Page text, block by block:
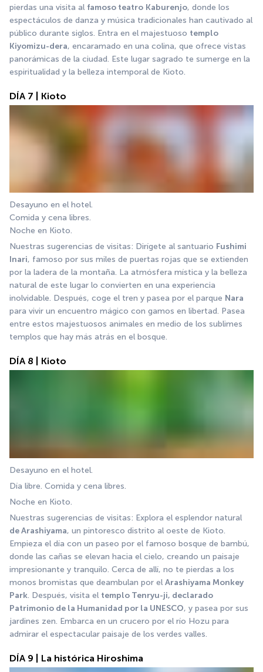
pierdas una visita al famoso teatro Kaburenjo, donde los
espectáculos de danza y música tradicionales han cautivado al
público durante siglos. Entra en el majestuoso templo
Kiyomizu-dera, encaramado en una colina, que ofrece vistas
panorámicas de la ciudad. Este lugar sagrado te sumerge en la
espiritualidad y la belleza intemporal de Kioto.
DÍA 7 | Kioto
Desayuno en el hotel.
Comida y cena libres.
Noche en Kioto.
Nuestras sugerencias de visitas: Dirígete al santuario Fushimi
Inari, famoso por sus miles de puertas rojas que se extienden
por la ladera de la montaña. La atmósfera mística y la belleza
natural de este lugar lo convierten en una experiencia
inolvidable. Después, coge el tren y pasea por el parque Nara
para vivir un encuentro mágico con gamos en libertad. Pasea
entre estos majestuosos animales en medio de los sublimes
templos que hay más atrás en el bosque.
DÍA 8 | Kioto
Desayuno en el hotel.
Día libre. Comida y cena libres.
Noche en Kioto.
de Arashiyama, un pintoresco distrito al oeste de Kioto.
Empieza el día con un paseo por el famoso bosque de bambú,
donde las cañas se elevan hacia el cielo, creando un paisaje
impresionante y tranquilo. Cerca de allí, no te pierdas a los
monos bromistas que deambulan por el Arashiyama Monkey
Park. Después, visita el templo Tenryu-ji, declarado
Patrimonio de la Humanidad por la UNESCO, y pasea por sus
jardines zen. Embarca en un crucero por el río Hozu para
admirar el espectacular paisaje de los verdes valles.
DÍA 9 | La histórica Hiroshima